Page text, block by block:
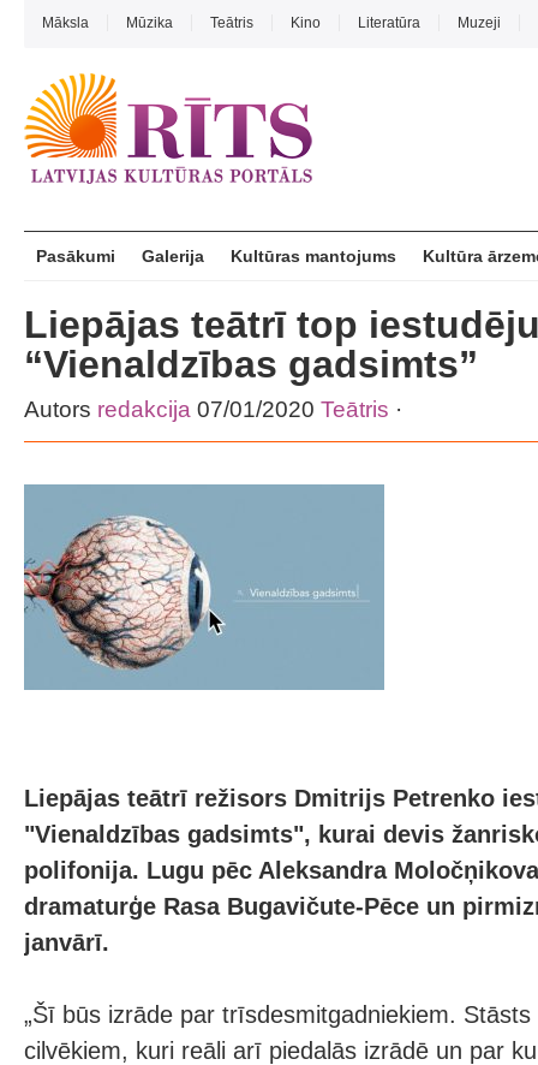
Māksla Mūzika Teātris Kino Literatūra Muzeji
Pasākumi Galerija Kultūras mantojums Kultūra
Liepājas teātrī top
“Vienaldzības gadsimts”
Autors redakcija 07/01/2020 Teātris ·
Liepājas teātrī režisors Dmitrijs Petrenko
"Vienaldzības gadsimts", kurai devis
polifonija. Lugu pēc Aleksandra
dramaturģe Rasa Bugavičute-Pēce un
janvārī.
„Šī būs izrāde par trīsdesmitgadniekiem.
cilvēkiem, kuri reāli arī piedalās izrādē un par